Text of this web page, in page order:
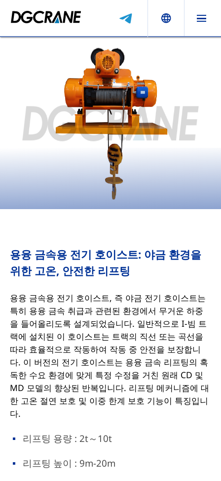
용융 금속용 전기 호이스트: 야금 환경을
위한 고온, 안전한 리프팅
용융 금속용 전기 호이스트, 즉 야금 전기 호이스트는
특히 용융 금속 취급과 관련된 환경에서 무거운 하중
을 들어올리도록 설계되었습니다. 일반적으로 I-빔 트
랙에 설치된 이 호이스트는 트랙의 직선 또는 곡선을
따라 효율적으로 작동하여 작동 중 안전을 보장합니
다. 이 버전의 전기 호이스트는 용융 금속 리프팅의 혹
독한 수요 환경에 맞게 특정 수정을 거친 원래 CD 및
MD 모델의 향상된 반복입니다. 리프팅 메커니즘에 대
한 고온 절연 보호 및 이중 한계 보호 기능이 특징입니
다.
리프팅 용량 : 2t～10t
리프팅 높이 : 9m-20m